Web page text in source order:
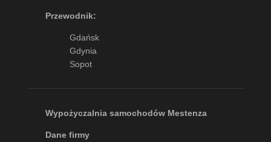
Przewodnik:
Gdańsk
Gdynia
Sopot
Wypożyczalnia samochodów Mestenza
Dane firmy